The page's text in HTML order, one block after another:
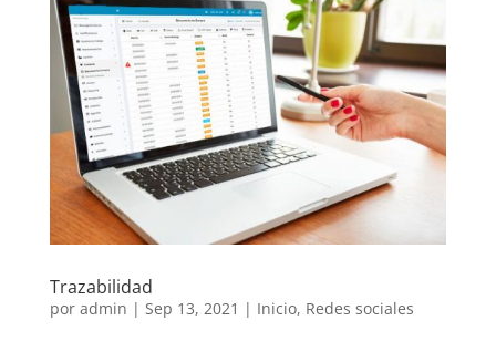
Trazabilidad
por admin | Sep 13, 2021 | Inicio, Redes sociales